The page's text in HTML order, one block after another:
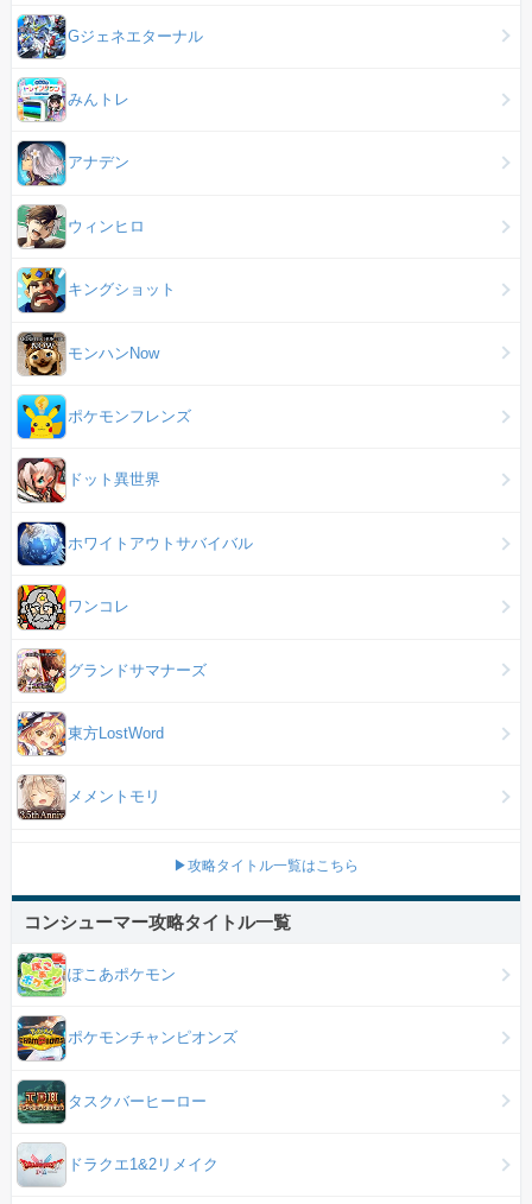
Gジェネエターナル
みんトレ
アナデン
ウィンヒロ
キングショット
モンハンNow
ポケモンフレンズ
ドット異世界
ホワイトアウトサバイバル
ワンコレ
グランドサマナーズ
東方LostWord
メメントモリ
▶攻略タイトル一覧はこちら
コンシューマー攻略タイトル一覧
ぽこあポケモン
ポケモンチャンピオンズ
タスクバーヒーロー
ドラクエ1&2リメイク